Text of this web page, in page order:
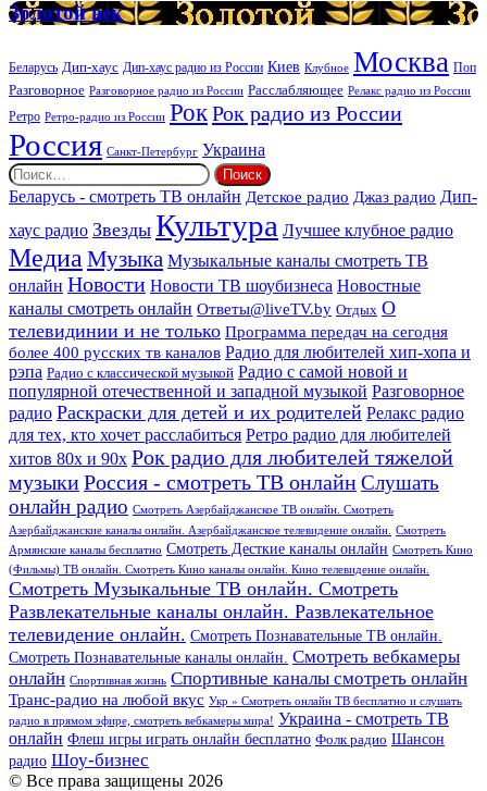
Золотой
век
Золотой век
Беларусь Дип-хаус Дип-хаус радио из России Киев Клубное Москва Поп
Разговорное Разговорное радио из России Расслабляющее Релакс радио из России
Ретро Ретро-радио из России РокРок радио из России
Россия Санкт-Петербург Украина
Найти:
Беларусь - смотреть ТВ онлайн Детское радио Джаз радио Дип-
хаус радио Звезды Культура Лучшее клубное радио
Медиа Музыка Музыкальные каналы смотреть ТВ
онлайн Новости Новости ТВ шоубизнеса Новостные
каналы смотреть онлайн Ответы@liveTV.by Отдых О
телевидинии и не только Программа передач на сегодня
более 400 русских тв каналов Радио для любителей хип-хопа и
рэпа Радио с классической музыкой Радио с самой новой и
популярной отечественной и западной музыкой Разговорное
радио Раскраски для детей и их родителей Релакс радио
для тех, кто хочет расслабиться Ретро радио для любителей
хитов 80х и 90х Рок радио для любителей тяжелой
музыкиРоссия - смотреть ТВ онлайнСлушать
онлайн радио Смотреть Азербайджанское ТВ онлайн. Смотреть
Азербайджанские каналы онлайн. Азербайджанское телевидение онлайн.
Смотреть
Армянские каналы бесплатно Смотреть Десткие каналы онлайн Смотреть Кино
(Фильмы) ТВ онлайн. Смотреть Кино каналы онлайн. Кино телевидение онлайн.
Смотреть Музыкальные ТВ онлайн. Смотреть
Развлекательные каналы онлайн. Развлекательное
телевидение онлайн. Смотреть Познавательные ТВ онлайн.
Смотреть Познавательные каналы онлайн. Смотреть вебкамеры
онлайн Спортивная жизнь Спортивные каналы смотреть онлайн
Транс-радио на любой вкус Укр » Смотреть онлайн ТВ бесплатно и слушать
радио в прямом эфире, смотреть вебкамеры мира! Украина - смотреть ТВ
онлайн Флеш игры играть онлайн бесплатно Фолк радио Шансон
радио Шоу-бизнес
© Все права защищены 2026